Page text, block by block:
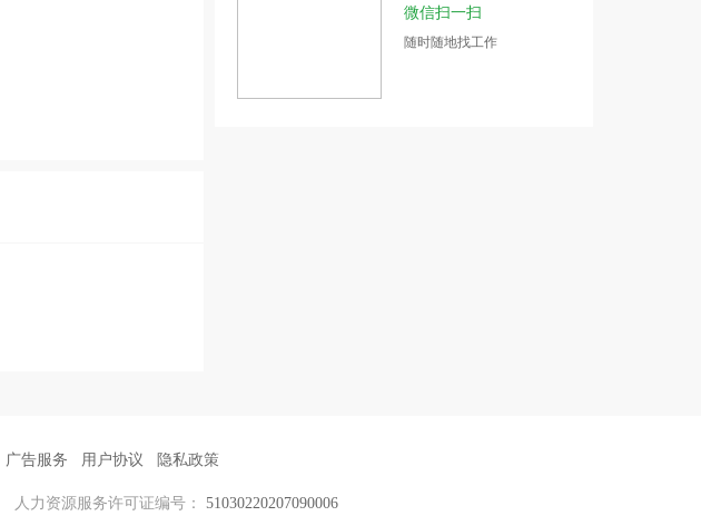
微信扫一扫
随时随地找工作
广告服务 用户协议 隐私政策
人力资源服务许可证编号： 51030220207090006